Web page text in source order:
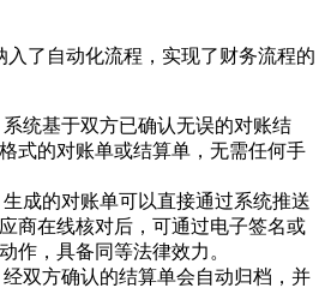
入了自动化流程，实现了财务流程的
系统基于双方已确认无误的对账结
式的对账单或结算单，无需任何手
生成的对账单可以直接通过系统推送
商在线核对后，可通过电子签名或
作，具备同等法律效力。
经双方确认的结算单会自动归档，并